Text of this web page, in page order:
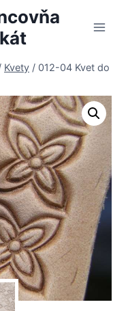
Kvety / 012-04 Kvet do